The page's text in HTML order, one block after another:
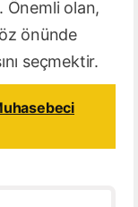
Önemli olan,
önünde
seçmektir.